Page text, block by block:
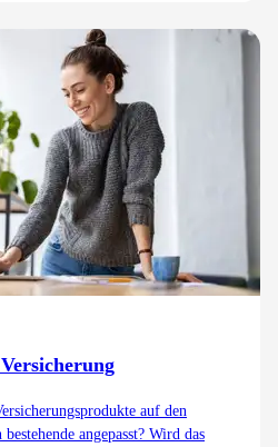
auf den
angepasst? Wird das